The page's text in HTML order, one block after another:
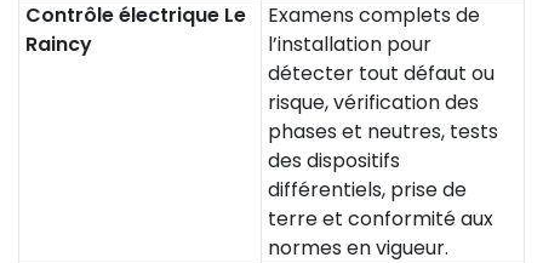
Contrôle électrique Le
Raincy
Examens complets de
l’installation pour
détecter tout défaut ou
risque, vérification des
phases et neutres, tests
des dispositifs
différentiels, prise de
terre et conformité aux
normes en vigueur.